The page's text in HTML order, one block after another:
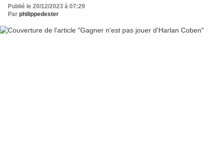
Publié le 20/12/2023 à 07:29
Par philippedester